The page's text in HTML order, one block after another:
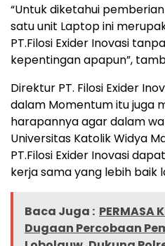
“Untuk diketahui
satu unit Laptop ini
PT.Filosi Exider Inovasi
kepentingan apapun”,
Direktur PT. Filosi Exider
dalam Momentum itu juga
harapannya agar dalam
Universitas Katolik Widya
PT.Filosi Exider Inovasi
kerja sama yang lebih baik
Baca Juga : PERMASA
Dugaan Percobaan